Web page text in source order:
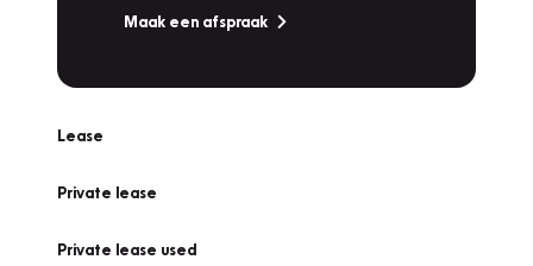
Maak een afspraak
Lease
Private lease
Private lease used